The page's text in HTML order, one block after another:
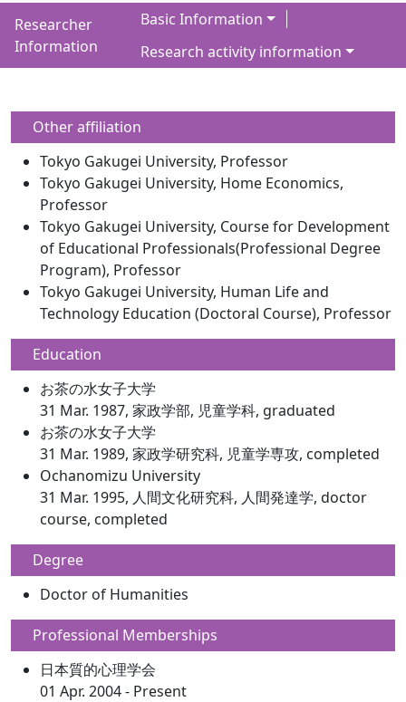
Researcher
Information
Basic Information
Research activity information
Other affiliation
Tokyo Gakugei University, Professor
Tokyo Gakugei University, Home Economics,
Professor
Tokyo Gakugei University, Course for Development
of Educational Professionals(Professional Degree
Program), Professor
Tokyo Gakugei University, Human Life and
Technology Education (Doctoral Course), Professor
Education
お茶の水女子大学
31 Mar. 1987, 家政学部, 児童学科, graduated
お茶の水女子大学
31 Mar. 1989, 家政学研究科, 児童学専攻, completed
Ochanomizu University
31 Mar. 1995, 人間文化研究科, 人間発達学, doctor
course, completed
Degree
Doctor of Humanities
Professional Memberships
日本質的心理学会
01 Apr. 2004 - Present